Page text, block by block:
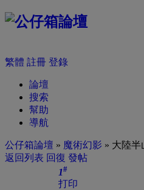
繁體 註冊 登錄
論壇
搜索
幫助
導航
公仔箱論壇 » 魔術幻影 » 大陸
返回列表 回復 發帖
1#
打印